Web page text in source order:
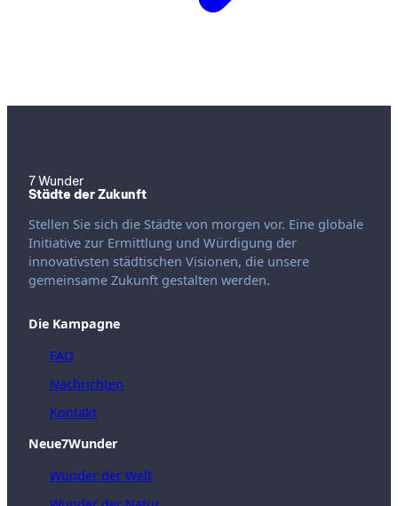
7 Wunder
Städte der Zukunft
Stellen Sie sich die Städte von morgen vor. Eine globale
Initiative zur Ermittlung und Würdigung der
innovativsten städtischen Visionen, die unsere
gemeinsame Zukunft gestalten werden.
Die Kampagne
FAQ
Nachrichten
Kontakt
Neue7Wunder
Wunder der Welt